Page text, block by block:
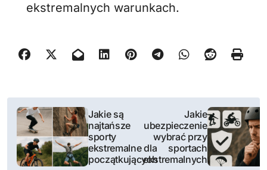
ekstremalnych warunkach.
N
w
Jakie są
najtańsze
sporty
ekstremalne dla
początkujących
Jakie
ubezpieczenie
wybrać przy
sportach
ekstremalnych